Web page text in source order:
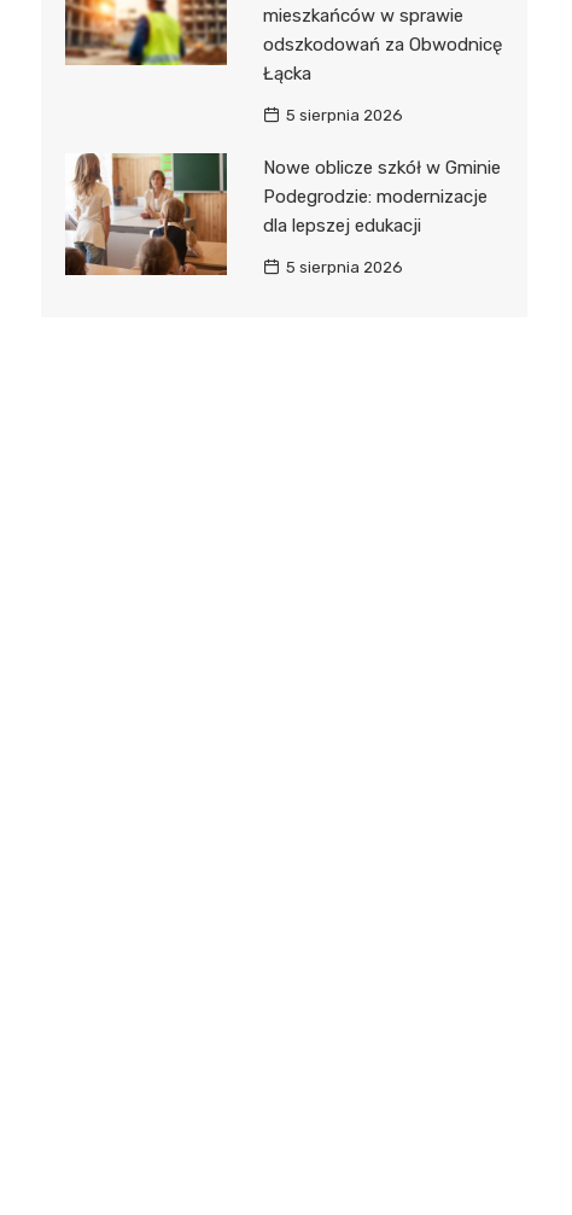
mieszkańców w sprawie
odszkodowań za Obwodnicę
Łącka
5 sierpnia 2026
Nowe oblicze szkół w Gminie
Podegrodzie: modernizacje
dla lepszej edukacji
5 sierpnia 2026